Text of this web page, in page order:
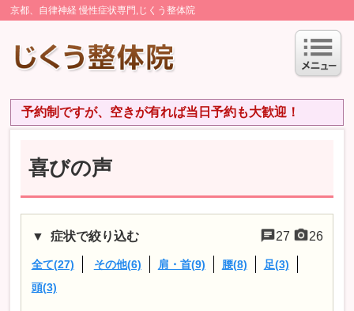
京都、自律神経 慢性症状専門,じくう整体院
予約制ですが、空きが有れば当日予約も大歓迎！
喜びの声
27 26
症状で絞り込む
全て(27) その他(6) 肩・首(9) 腰(8)
足(3)
頭(3)